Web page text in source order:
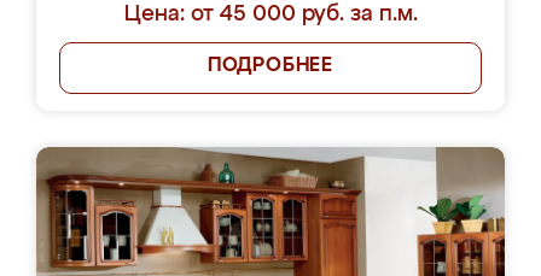
Цена: от 45 000 руб. за п.м.
ПОДРОБНЕЕ